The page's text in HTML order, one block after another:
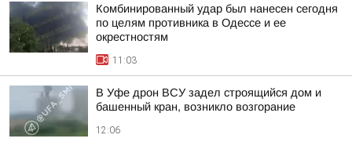
Комбинированный удар был нанесен сегодня
по целям противника в Одессе и ее
окрестностям
11:03
В Уфе дрон ВСУ задел строящийся дом и
башенный кран, возникло возгорание
12:06